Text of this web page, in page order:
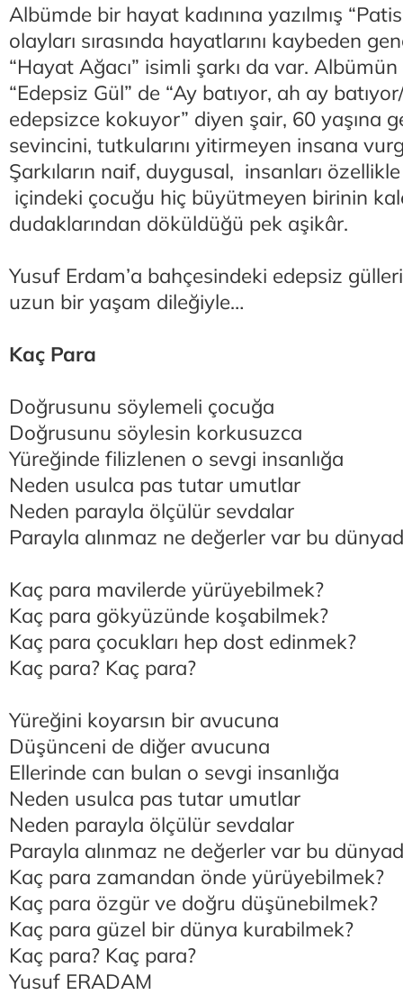
Albümde bir hayat kadınına yazılmış
olayları sırasında hayatlarını kaybeden
“Hayat Ağacı” isimli şarkı da var. Albümün
“Edepsiz Gül” de “Ay batıyor, ah ay
edepsizce kokuyor” diyen şair, 60 yaşına
sevincini, tutkularını yitirmeyen insana
Şarkıların naif, duygusal, insanları
içindeki çocuğu hiç büyütmeyen birinin
dudaklarından döküldüğü pek aşikâr.
Yusuf Erdam’a bahçesindeki edepsiz
uzun bir yaşam dileğiyle…
Kaç Para
Doğrusunu söylemeli çocuğa
Doğrusunu söylesin korkusuzca
Yüreğinde filizlenen o sevgi insanlığa
Neden usulca pas tutar umutlar
Neden parayla ölçülür sevdalar
Parayla alınmaz ne değerler var bu
Kaç para mavilerde yürüyebilmek?
Kaç para gökyüzünde koşabilmek?
Kaç para çocukları hep dost edinmek?
Kaç para? Kaç para?
Yüreğini koyarsın bir avucuna
Düşünceni de diğer avucuna
Ellerinde can bulan o sevgi insanlığa
Neden usulca pas tutar umutlar
Neden parayla ölçülür sevdalar
Parayla alınmaz ne değerler var bu
Kaç para zamandan önde yürüyebilmek?
Kaç para özgür ve doğru düşünebilmek?
Kaç para güzel bir dünya kurabilmek?
Kaç para? Kaç para?
Yusuf ERADAM